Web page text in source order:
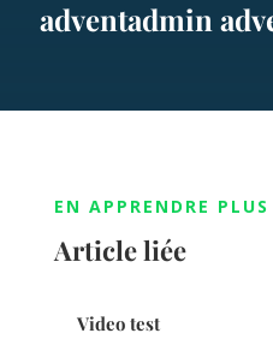
adventadmin
EN APPRENDRE PLUS
Article liée
Video test